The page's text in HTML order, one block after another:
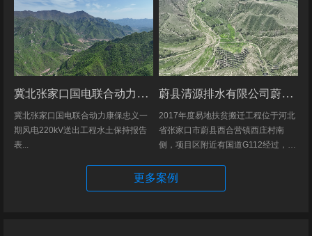
庄村容村貌改造提升及基础设施建设
项目堆料...
于白草村乡西户庄村、柏树乡柏树...
冀北张家口国电联合动力康保忠义一期风电220kV送出工程水土保持报告表
冀北张家口国电联合动力康保忠义一
期风电220kV送出工程水土保持报告
表...
蔚县清源排水有限公司蔚县2017年度易地扶贫搬迁工程（一期）水土保持方案
2017年度易地扶贫搬迁工程位于河北
省张家口市蔚县西合营镇西庄村南
侧，项目区附近有国道G112经过，交
位置优越。项目地理位置图见附图1。
项目总占地面积14.82hm2,...
更多案例